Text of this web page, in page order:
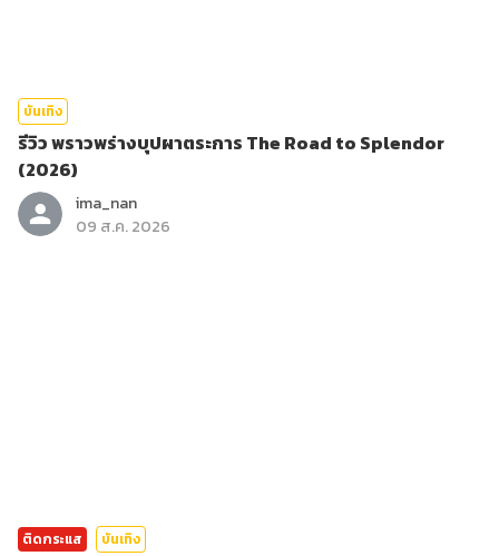
บันเทิง
รีวิว พราวพร่างบุปผาตระการ The Road to Splendor
(2026)
ima_nan
09 ส.ค. 2026
ติดกระแส บันเทิง